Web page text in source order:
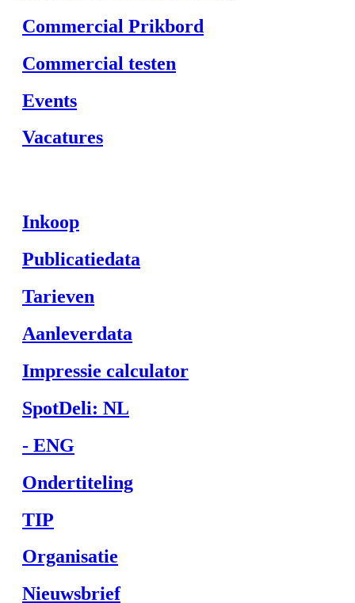
Commercial Prikbord
Commercial testen
Events
Vacatures
Inkoop
Publicatiedata
Tarieven
Aanleverdata
Impressie calculator
SpotDeli: NL
- ENG
Ondertiteling
TIP
Organisatie
Nieuwsbrief